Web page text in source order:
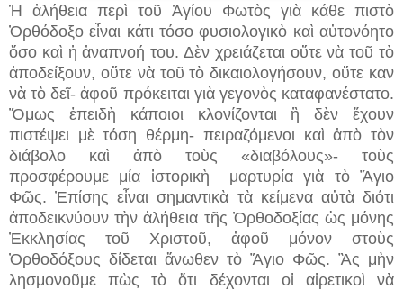
Ἡ ἀλήθεια περὶ τοῦ Ἁγίου Φωτὸς γιὰ κάθε πιστὸ
Ὀρθόδοξο εἶναι κάτι τόσο φυσιολογικὸ καὶ αὐτονόητο
ὅσο καὶ ἡ ἀναπνοή του. Δὲν χρειάζεται οὔτε νὰ τοῦ τὸ
ἀποδείξουν, οὔτε νὰ τοῦ τὸ δικαιολογήσουν, οὔτε καν
νὰ τὸ δεῖ- ἀφοῦ πρόκειται γιὰ γεγονὸς καταφανέστατο.
Ὅμως ἐπειδὴ κάποιοι κλονίζονται ἢ δὲν ἔχουν
πιστέψει μὲ τόση θέρμη- πειραζόμενοι καὶ ἀπὸ τὸν
διάβολο καὶ ἀπὸ τοὺς «διαβόλους»- τοὺς
προσφέρουμε μία ἱστορικὴ μαρτυρία γιὰ τὸ Ἅγιο
Φῶς. Ἐπίσης εἶναι σημαντικὰ τὰ κείμενα αὐτὰ διότι
ἀποδεικνύουν τὴν ἀλήθεια τῆς Ὀρθοδοξίας ὡς μόνης
Ἐκκλησίας τοῦ Χριστοῦ, ἀφοῦ μόνον στοὺς
Ὀρθοδόξους δίδεται ἄνωθεν τὸ Ἅγιο Φῶς. Ἂς μὴν
λησμονοῦμε πὼς τὸ ὅτι δέχονται οἱ αἱρετικοὶ νὰ